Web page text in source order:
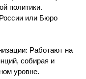
политики.
или Бюро
Работают на
собирая и
уровне.